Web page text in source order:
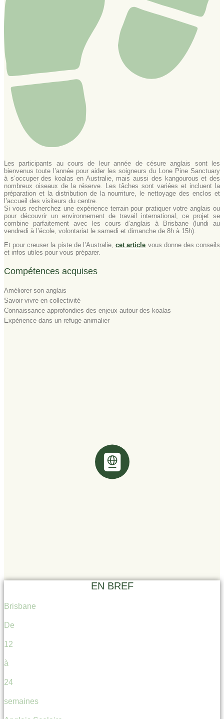
Les participants au cours de leur année de césure anglais sont les
bienvenus toute l’année pour aider les soigneurs du Lone Pine Sanctuary
à s’occuper des koalas en Australie, mais aussi des kangourous et des
nombreux oiseaux de la réserve. Les tâches sont variées et incluent la
préparation et la distribution de la nourriture, le nettoyage des enclos et
l’accueil des visiteurs du centre.
Si vous recherchez une expérience terrain pour pratiquer votre anglais ou
pour découvrir un environnement de travail international, ce projet se
combine parfaitement avec les cours d’anglais à Brisbane (lundi au
vendredi à l’école, volontariat le samedi et dimanche de 8h à 15h).
Et pour creuser la piste de l’Australie,cet article vous donne des conseils
et infos utiles pour vous préparer.
Compétences acquises
Améliorer son anglais
Savoir-vivre en collectivité
Connaissance approfondies des enjeux autour des koalas
Expérience dans un refuge animalier
EN BREF
Brisbane
De
12
à
24
semaines